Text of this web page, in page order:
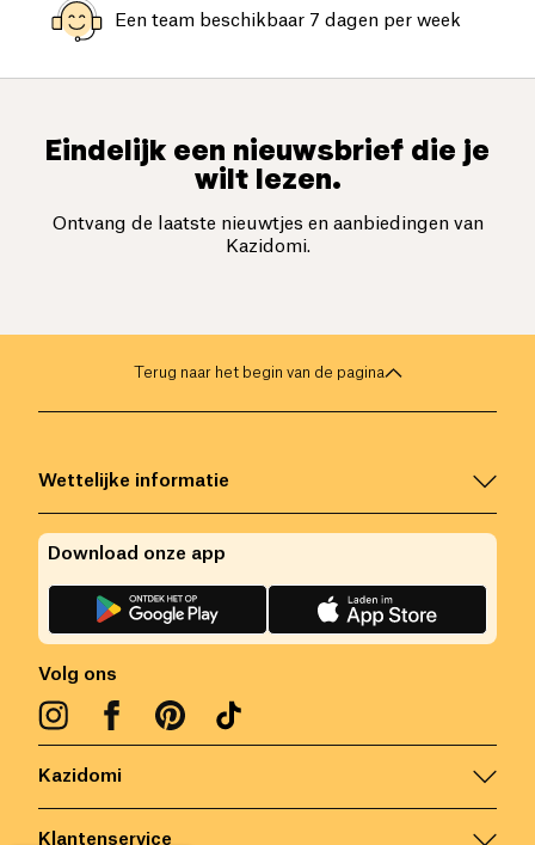
Een team beschikbaar 7 dagen per week
Eindelijk een nieuwsbrief die je
wilt lezen.
Ontvang de laatste nieuwtjes en aanbiedingen van
Kazidomi.
Terug naar het begin van de pagina
Kazidomi
Klantenservice
Wettelijke informatie
Volg ons
Download onze app